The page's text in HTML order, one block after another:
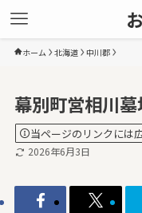
ホーム 北海道 中川郡
幕別町営相川墓
当ページのリンクには
2026年6月3日